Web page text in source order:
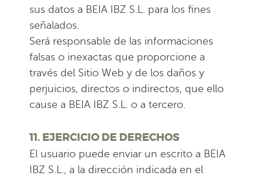
sus datos a BEIA IBZ S.L. para los fines
señalados.
Será responsable de las informaciones
falsas o inexactas que proporcione a
través del Sitio Web y de los daños y
perjuicios, directos o indirectos, que ello
cause a BEIA IBZ S.L. o a tercero.
11. EJERCICIO DE DERECHOS
El usuario puede enviar un escrito a BEIA
IBZ S.L., a la dirección indicada en el